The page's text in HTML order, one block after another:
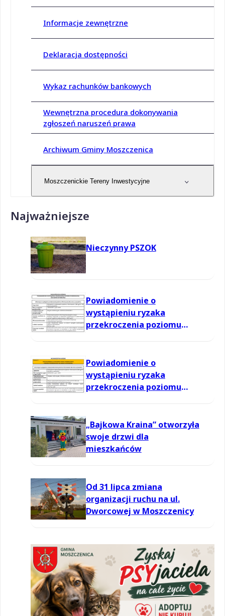
Informacje zewnętrzne
Deklaracja dostępności
Wykaz rachunków bankowych
Wewnętrzna procedura dokonywania
zgłoszeń naruszeń prawa
Archiwum Gminy Moszczenica
Moszczenickie Tereny Inwestycyjne
Najważniejsze
Nieczynny PSZOK
Powiadomienie o
wystąpieniu ryzaka
przekroczenia poziomu
Powiadomienie o
wystąpieniu ryzaka
przekroczenia poziomu
„Bajkowa Kraina” otworzyła
swoje drzwi dla
mieszkańców
Od 31 lipca zmiana
organizacji ruchu na ul.
Dworcowej w Moszczenicy